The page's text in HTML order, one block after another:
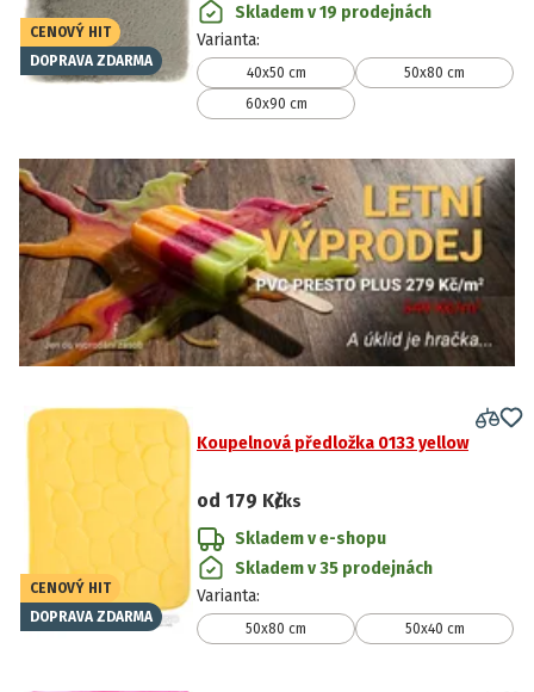
CENOVÝ HIT
DOPRAVA ZDARMA
Skladem v 19 prodejnách
Varianta:
40x50 cm
50x80 cm
60x90 cm
CENOVÝ HIT
DOPRAVA ZDARMA
Koupelnová předložka 0133 yellow
od 179 Kč/ks
Skladem v e-shopu
Skladem v 35 prodejnách
Varianta:
50x80 cm 50x40 cm